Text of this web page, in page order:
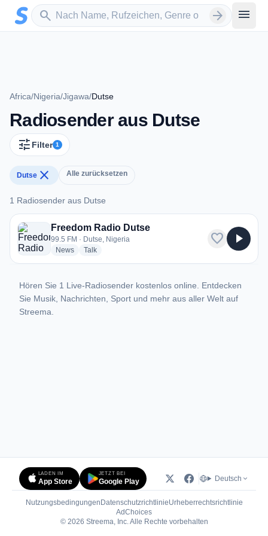
Zum Hauptinhalt springen
search
Sender suchen arrow_forward menu
Africa/Nigeria/Jigawa/Dutse
Radiosender aus Dutse
tune Filter 1
Dutse close Alle zurücksetzen
1 Radiosender aus Dutse
1 Radiosender aus Dutse
Freedom Radio Dutse
99.5 FM · Dutse, Nigeria
Newsradio stations
Talkradio stations
favorite play_arrow
Hören Sie 1 Live-Radiosender kostenlos online. Entdecken
Sie Musik, Nachrichten, Sport und mehr aus aller Welt auf
Streema.
LADEN IM
App Store
JETZT BEI
Google Play Deutsch
Nutzungsbedingungen DatenschutzrichtlinieUrheberrechtsrichtlinie
AdChoices(öffnet in neuem Tab)
© 2026 Streema, Inc. Alle Rechte vorbehalten